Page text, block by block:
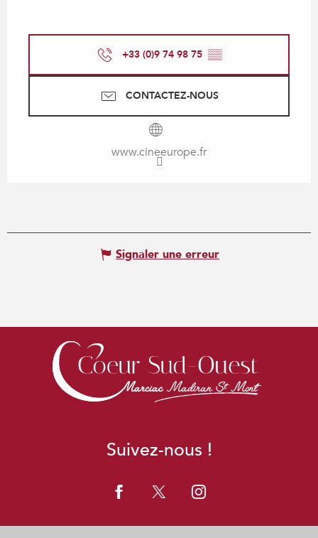
+33 (0)9 74 98 75 ▒▒
CONTACTEZ-NOUS
www.cineeurope.fr
Signaler une erreur
Suivez-nous !